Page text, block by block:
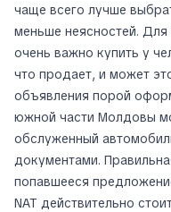
чаще всего лучше
меньше неясностей.
очень важно купить у
что продает, и может
объявления порой
южной части Молдовы
обслуженный
документами.
попавшееся
NAT действительно